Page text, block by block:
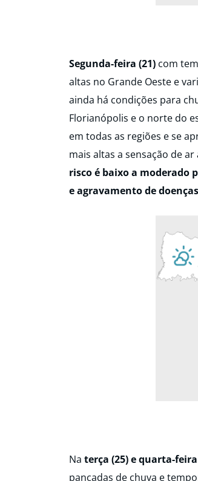
Segunda-feira (21) com
altas no Grande Oeste e
ainda há condições para
Florianópolis e o norte do
em todas as regiões e se
mais altas a sensação de
risco é baixo a moderado
e agravamento de
Na terça (25) e quarta-feira
pancadas de chuva e